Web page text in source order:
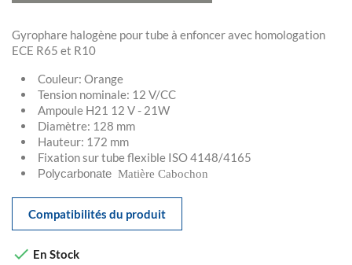
Gyrophare halogène pour tube à enfoncer avec homologation
ECE R65 et R10
Couleur: Orange
Tension nominale: 12 V/CC
Ampoule H21 12 V - 21W
Diamètre: 128 mm
Hauteur: 172 mm
Fixation sur tube flexible ISO 4148/4165
Polycarbonate Matière Cabochon
Compatibilités du produit
 En Stock